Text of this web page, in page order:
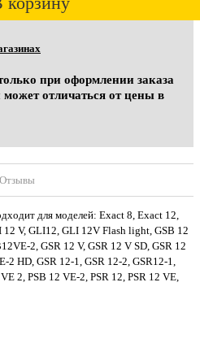
при оформлении заказа
может отличаться от цены в
Отзывы
для моделей: Exact 8, Exact 12,
V, GLI12, GLI 12V Flash light, GSB 12
2, GSR 12 V, GSR 12 V SD, GSR 12
2 HD, GSR 12-1, GSR 12-2, GSR12-1,
2, PSB 12 VE-2, PSR 12, PSR 12 VE,